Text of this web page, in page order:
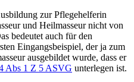
zur Pflegehelferin
und Heilmasseur nicht von
bedeutet auch für den
Eingangsbeispiel, der ja zum
ausgebildet wurde, dass er
Abs 1 Z 5 ASVG unterlegen ist.